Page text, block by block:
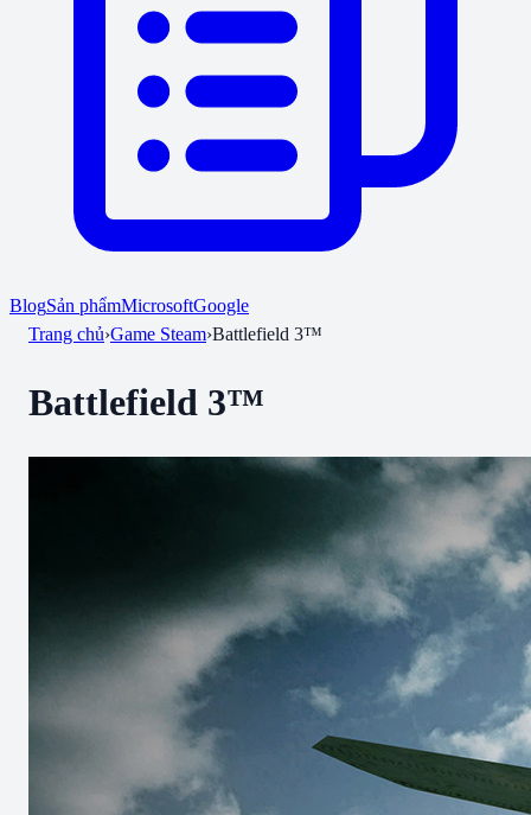
BlogSản phẩmMicrosoftGoogle
Trang chủ›Game Steam›Battlefield 3™
Battlefield 3™